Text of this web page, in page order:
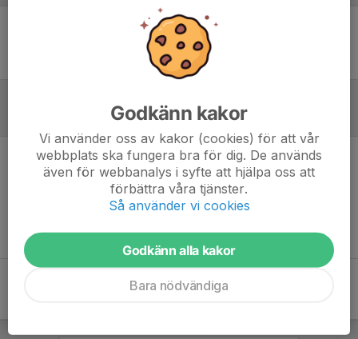
Ingen uppställning ifylld
Inget referat skrivet
Godkänn kakor
Vi använder oss av kakor (cookies) för att vår
webbplats ska fungera bra för dig. De används
även för webbanalys i syfte att hjälpa oss att
förbättra våra tjänster.
Så använder vi cookies
Godkänn alla kakor
Bara nödvändiga